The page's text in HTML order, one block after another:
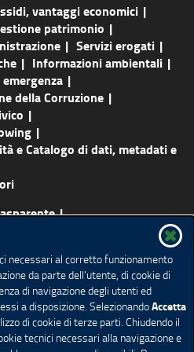
necessari al corretto funzionamento
da parte dell’utente, di cookie di
di navigazione degli utenti ed
a disposizione. SelezionandoAccetta
di cookie di terze parti. Chiudendo il
tecnici necessari alla navigazione e
vantaggi economici
patrimonio
Servizi erogati
Informazioni ambientali
della Corruzione
e Catalogo di dati, metadati e
Cookie policy
Cookie